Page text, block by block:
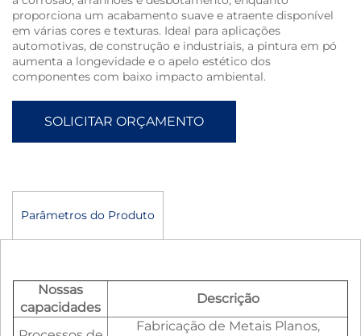
proporciona um acabamento suave e atraente disponível
em várias cores e texturas. Ideal para aplicações
automotivas, de construção e industriais, a pintura em pó
aumenta a longevidade e o apelo estético dos
componentes com baixo impacto ambiental.
SOLICITAR ORÇAMENTO
Parâmetros do Produto
Nossas
capacidades
Descrição
Fabricação de Metais Planos,